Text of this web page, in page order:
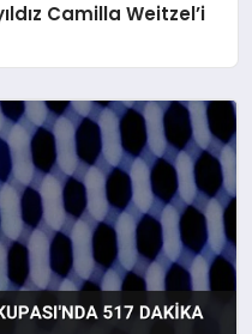
Camilla Weitzel’i